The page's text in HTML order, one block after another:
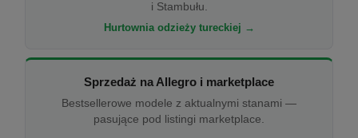
i Stambułu.
Hurtownia odzieży tureckiej →
Sprzedaż na Allegro i marketplace
Bestsellerowe modele z aktualnymi stanami —
pasujące pod listingi marketplace.